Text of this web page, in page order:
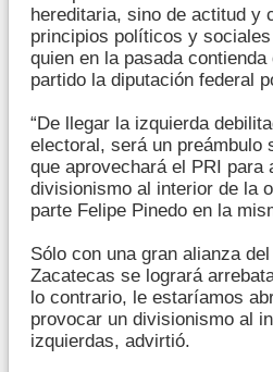
hereditaria, sino de actitud y
principios políticos y
quien en la pasada
partido la diputación federal
“De llegar la izquierda
electoral, será un preámbulo
que aprovechará el PRI para
divisionismo al interior de la
parte Felipe Pinedo en la
Sólo con una gran alianza
Zacatecas se logrará
lo contrario, le estaríamos
provocar un divisionismo al
izquierdas, advirtió.